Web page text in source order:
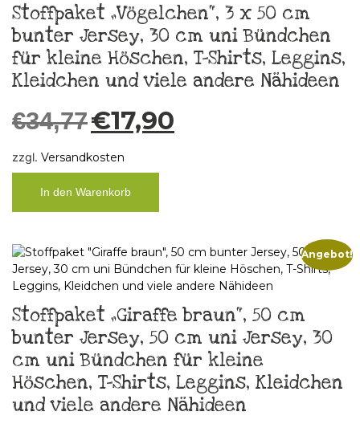
Stoffpaket „Vögelchen“, 3 x 50 cm
bunter Jersey, 30 cm uni Bündchen
für kleine Höschen, T-Shirts, Leggins,
Kleidchen und viele andere Nähideen
€34,77€17,90
zzgl. Versandkosten
In den Warenkorb
Angebot!
Stoffpaket „Giraffe braun“, 50 cm
bunter Jersey, 50 cm uni Jersey, 30
cm uni Bündchen für kleine
Höschen, T-Shirts, Leggins, Kleidchen
und viele andere Nähideen